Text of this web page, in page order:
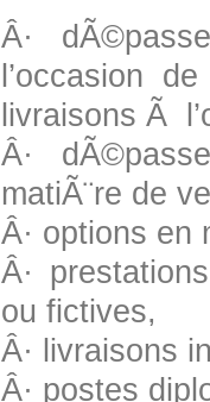
Â·
l’occasion
livraisons Ã
Â·
matiÃ¨re de
Â· options en
Â·
ou fictives,
Â· livraisons
Â· postes